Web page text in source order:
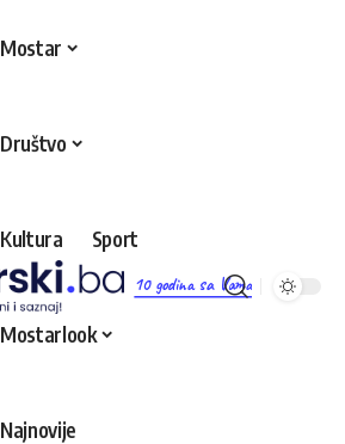
10 godina sa Vama
Mostar
Društvo
Kultura Sport
Mostarlook
Najnovije